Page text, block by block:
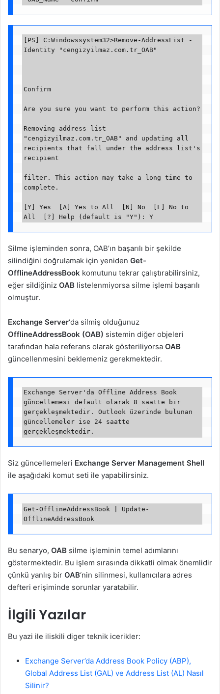
[PS] C:Windowssystem32>Remove-AddressList -
Identity "cengizyilmaz.com.tr_OAB"
Confirm
Are you sure you want to perform this action?
Removing address list
"cengizyilmaz.com.tr_OAB" and updating all
recipients that fall under the address list's
recipient
filter. This action may take a long time to
complete.
[Y] Yes  [A] Yes to All  [N] No  [L] No to
All  [?] Help (default is "Y"): Y
Silme işleminden sonra, OAB’ın başarılı bir şekilde
silindiğini doğrulamak için yeniden Get-
OfflineAddressBook komutunu tekrar çalıştırabilirsiniz,
eğer sildiğiniz OAB listelenmiyorsa silme işlemi başarılı
olmuştur.
Exchange Server‘da silmiş olduğunuz
OfflineAddressBook (OAB) sistemin diğer objeleri
tarafından hala referans olarak gösteriliyorsa OAB
güncellenmesini beklemeniz gerekmektedir.
Exchange Server'da Offline Address Book
güncellemesi default olarak 8 saatte bir
gerçekleşmektedir. Outlook üzerinde bulunan
güncellemeler ise 24 saatte
Siz güncellemeleri Exchange Server Management Shell
ile aşağıdaki komut seti ile yapabilirsiniz.
Get-OfflineAddressBook | Update-
Bu senaryo, OAB silme işleminin temel adımlarını
göstermektedir. Bu işlem sırasında dikkatli olmak önemlidir
çünkü yanlış bir OAB‘nin silinmesi, kullanıcılara adres
defteri erişiminde sorunlar yaratabilir.
İlgili Yazılar
Bu yazi ile iliskili diger teknik icerikler:
Exchange Server’da Address Book Policy (ABP),
Global Address List (GAL) ve Address List (AL) Nasıl
Silinir?